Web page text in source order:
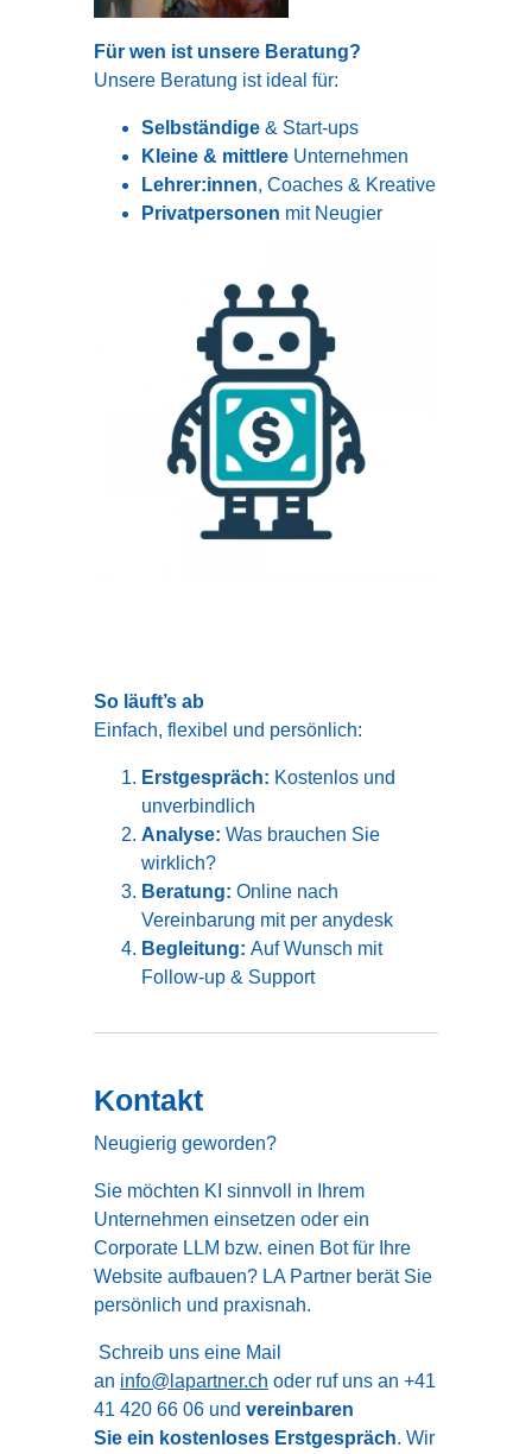
Für wen ist unsere Beratung?
Unsere Beratung ist ideal für:
Selbständige & Start-ups
Kleine & mittlere Unternehmen
Lehrer:innen, Coaches & Kreative
Privatpersonen mit Neugier
So läuft’s ab
Einfach, flexibel und persönlich:
Erstgespräch: Kostenlos und
unverbindlich
Analyse: Was brauchen Sie
wirklich?
Beratung: Online nach
Vereinbarung mit per anydesk
Begleitung: Auf Wunsch mit
Follow-up & Support
Kontakt
Neugierig geworden?
Sie möchten KI sinnvoll in Ihrem
Unternehmen einsetzen oder ein
Corporate LLM bzw. einen Bot für Ihre
Website aufbauen? LA Partner berät Sie
persönlich und praxisnah.
Schreib uns eine Mail
an info@lapartner.ch oder ruf uns an +41
41 420 66 06 und vereinbaren
Sie ein kostenloses Erstgespräch. Wir